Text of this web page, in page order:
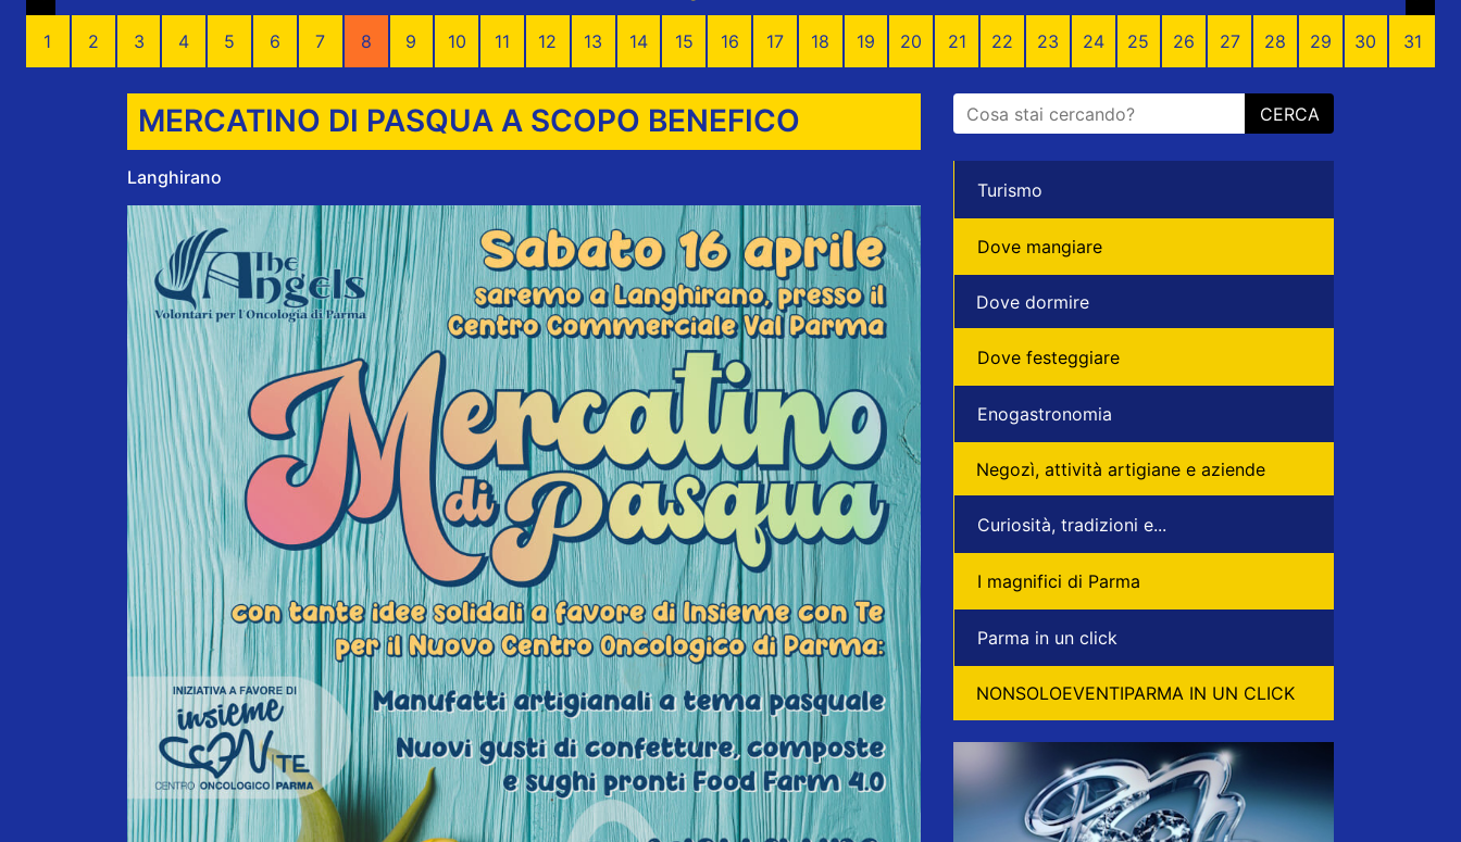
1 2 3 4 5 6 7 8 9 10 11 12 13 14 15 16 17 18 19 20 21 22 23 24 25 26 27 28 29 30 31
MERCATINO DI PASQUA A SCOPO BENEFICO
Langhirano
CERCA
Turismo
Dove mangiare
Dove dormire
Dove festeggiare
Enogastronomia
Negozì, attività artigiane e aziende
Curiosità, tradizioni e...
I magnifici di Parma
Parma in un click
NONSOLOEVENTIPARMA IN UN CLICK